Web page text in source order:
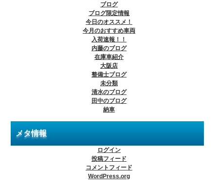
ブログ
ブログ限定情報
今日のオススメ！
今月のおすすめ車両
入荷速報！！
内藤のブログ
在庫車紹介
大阪店
整備士ブログ
未分類
清水のブログ
田中のブログ
納車
メタ情報
ログイン
投稿フィード
コメントフィード
WordPress.org